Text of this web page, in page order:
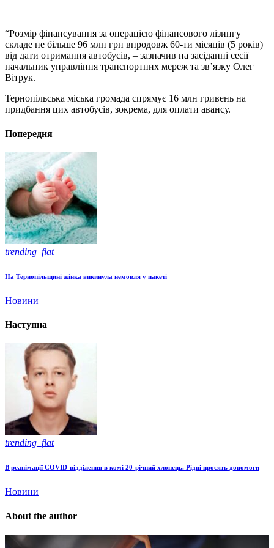
“Розмір фінансування за операцією фінансового лізингу
складе не більше 96 млн грн впродовж 60-ти місяців (5 років)
від дати отримання автобусів, – зазначив на засіданні сесії
начальник управління транспортних мереж та зв’язку Олег
Вітрук.
Тернопільська міська громада спрямує 16 млн гривень на
придбання цих автобусів, зокрема, для оплати авансу.
Попередня
trending_flat
На Тернопільщині жінка викинула немовля у пакеті
Новини
Наступна
trending_flat
В реанімації COVID-відділення в комі 20-річний хлопець. Рідні просять допомоги
Новини
About the author